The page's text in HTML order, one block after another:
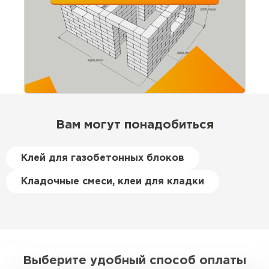
одного блока.
Сколько блоков в одном поддоне?
В одном поддоне обычно размещается 60
газобетонных блоков ВКБлок D600 размером
625x300x250 мм. Это стандартное количество,
которое может варьироваться в зависимости от
Доставка и разгрузка манипулятором
блоков?
Доставка газобетонных блоков осуществляется с
Как происходит разгрузка манипулятором?
выдержаны. Для своих денег отличный
вариант. Буду брать ещё на перегородки
Игорь Савельев
09.08.2025
позвонил. Разгрузили быстро. По качеству
Вячеслав Морозов
26.08.2025
Вам могут понадобиться
Клей для газобетонных блоков
Кладочные смеси, клеи для кладки
Выберите удобный способ оплаты